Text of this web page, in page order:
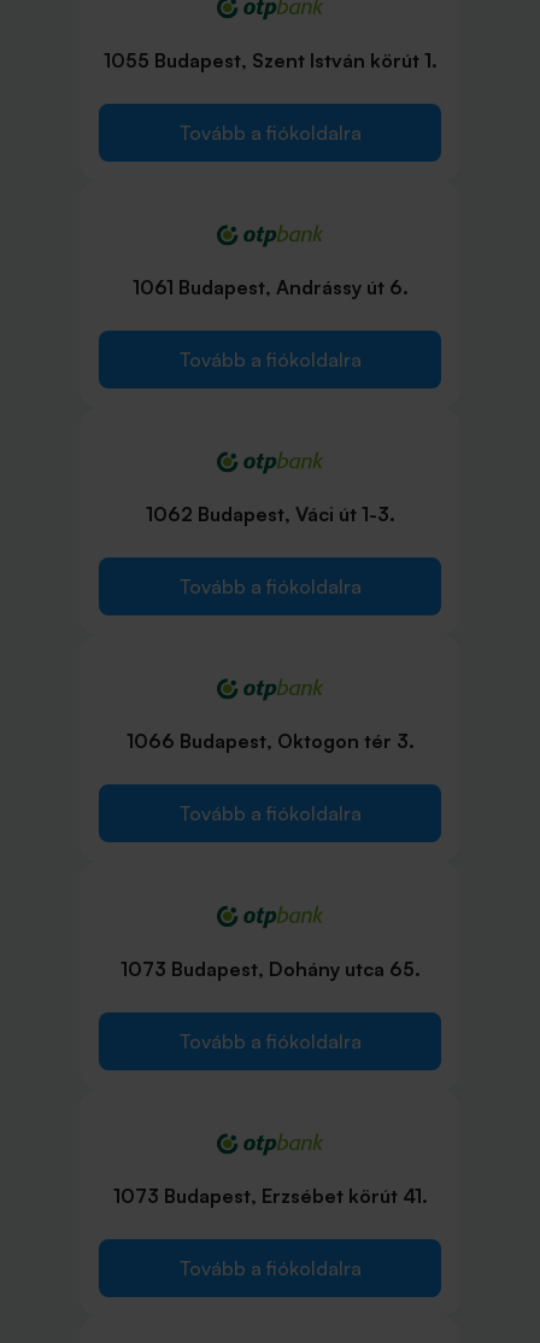
1055 Budapest, Szent István körút 1.
Tovább a fiókoldalra
1061 Budapest, Andrássy út 6.
Tovább a fiókoldalra
1062 Budapest, Váci út 1-3.
Tovább a fiókoldalra
1066 Budapest, Oktogon tér 3.
Tovább a fiókoldalra
1073 Budapest, Dohány utca 65.
Tovább a fiókoldalra
1073 Budapest, Erzsébet körút 41.
Tovább a fiókoldalra